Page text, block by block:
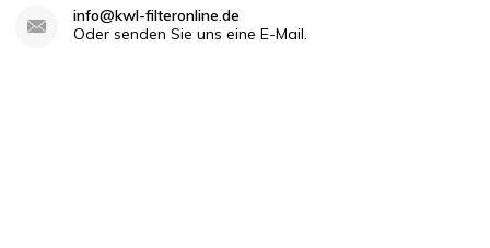
info@kwl-filteronline.de
Oder senden Sie uns eine E-Mail.